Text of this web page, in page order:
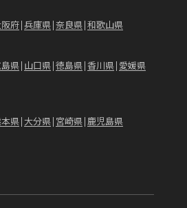
府 兵庫県 奈良県 和歌山県
県 山口県 徳島県 香川県 愛媛県
県 大分県 宮崎県 鹿児島県